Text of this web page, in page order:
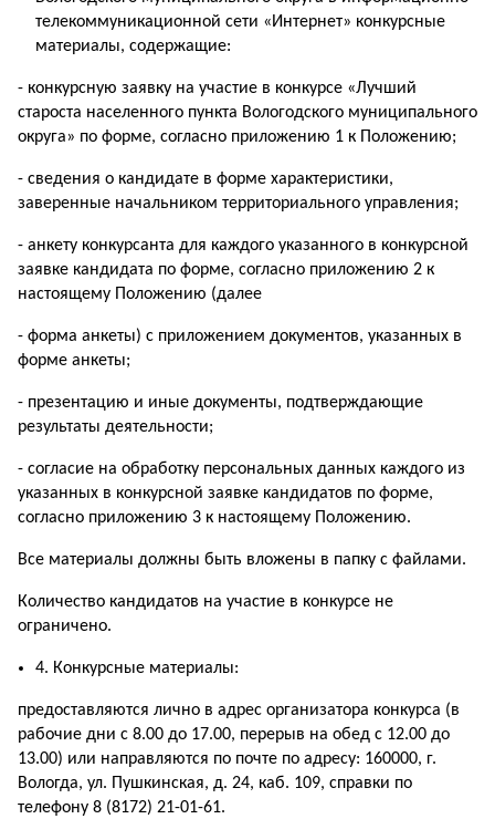
телекоммуникационной сети «Интернет» конкурсные
материалы, содержащие:
- конкурсную заявку на участие в конкурсе «Лучший
староста населенного пункта Вологодского муниципального
округа» по форме, согласно приложению 1 к Положению;
- сведения о кандидате в форме характеристики,
заверенные начальником территориального управления;
- анкету конкурсанта для каждого указанного в конкурсной
заявке кандидата по форме, согласно приложению 2 к
настоящему Положению (далее
- форма анкеты) с приложением документов, указанных в
форме анкеты;
- презентацию и иные документы, подтверждающие
результаты деятельности;
- согласие на обработку персональных данных каждого из
указанных в конкурсной заявке кандидатов по форме,
согласно приложению 3 к настоящему Положению.
Все материалы должны быть вложены в папку с файлами.
Количество кандидатов на участие в конкурсе не
ограничено.
4. Конкурсные материалы:
предоставляются лично в адрес организатора конкурса (в
рабочие дни с 8.00 до 17.00, перерыв на обед с 12.00 до
13.00) или направляются по почте по адресу: 160000, г.
Вологда, ул. Пушкинская, д. 24, каб. 109, справки по
телефону 8 (8172) 21-01-61.